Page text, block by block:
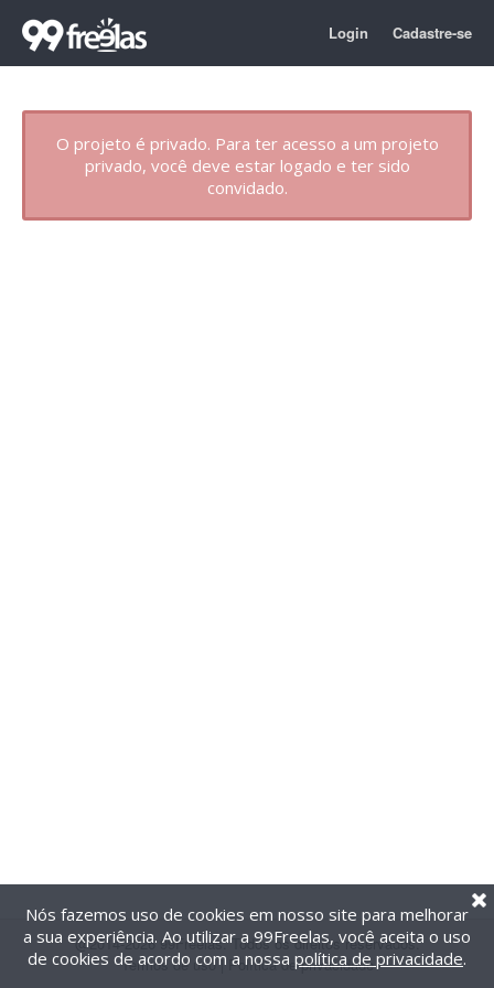
Login Cadastre-se
O projeto é privado. Para ter acesso a um projeto
privado, você deve estar logado e ter sido
convidado.
@2014-2026 99Freelas. Todos os direitos reservados.
Termos de uso| Política de privacidade
Nós fazemos uso de cookies em nosso site para melhorar
a sua experiência. Ao utilizar a 99Freelas, você aceita o uso
de cookies de acordo com a nossa política de privacidade.